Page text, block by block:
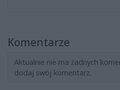
Komentarze
Aktualnie nie ma żadnych
dodaj swój komentarz.